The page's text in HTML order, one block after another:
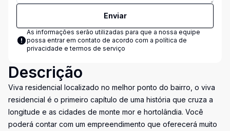
Enviar
As informações serão utilizadas para que a nossa equipe
possa entrar em contato de acordo com a política de
privacidade e termos de serviço
Descrição
Viva residencial localizado no melhor ponto do bairro, o viva
residencial é o primeiro capítulo de uma história que cruza a
longitude e as cidades de monte mor e hortolândia. Você
poderá contar com um empreendimento que oferecerá muito